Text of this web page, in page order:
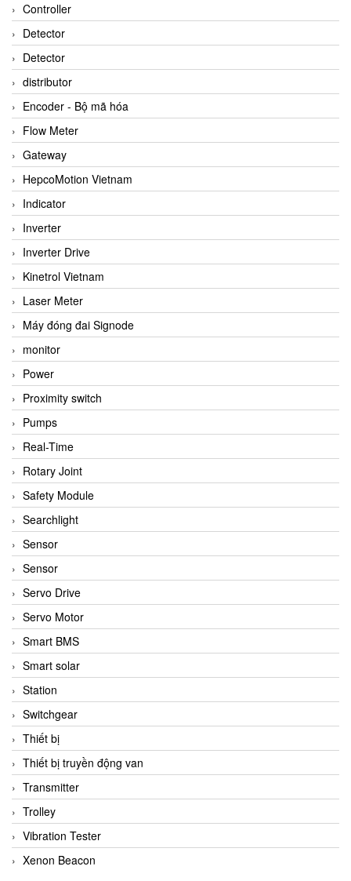
Controller
Detector
Detector
distributor
Encoder - Bộ mã hóa
Flow Meter
Gateway
HepcoMotion Vietnam
Indicator
Inverter
Inverter Drive
Kinetrol Vietnam
Laser Meter
Máy đóng đai Signode
monitor
Power
Proximity switch
Pumps
Real-Time
Rotary Joint
Safety Module
Searchlight
Sensor
Sensor
Servo Drive
Servo Motor
Smart BMS
Smart solar
Station
Switchgear
Thiết bị
Thiết bị truyền động van
Transmitter
Trolley
Vibration Tester
Xenon Beacon